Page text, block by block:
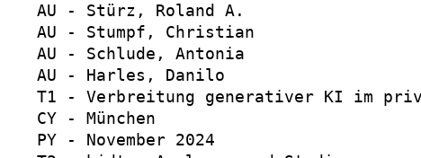
AU - Stürz, Roland A.
AU - Stumpf, Christian
AU - Schlude, Antonia
AU - Harles, Danilo
T1 - Verbreitung generativer KI im
CY - München
PY - November 2024